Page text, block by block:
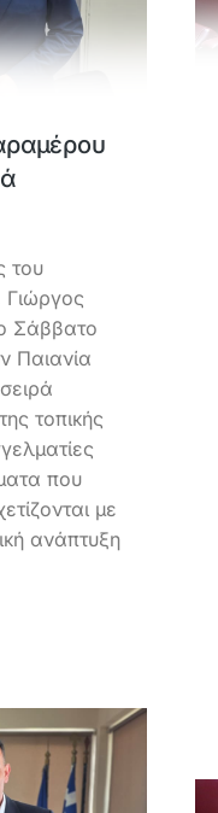
του
Γιώργος
Σάββατο
Παιανία
τοπικής
που
με
ανάπτυξη